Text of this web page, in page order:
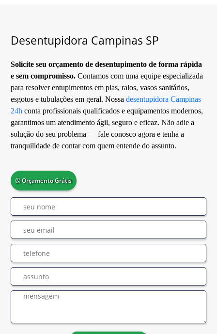
Desentupidora Campinas SP
Solicite seu orçamento de desentupimento de forma rápida
e sem compromisso. Contamos com uma equipe especializada
para resolver entupimentos em pias, ralos, vasos sanitários,
esgotos e tubulações em geral. Nossadesentupidora Campinas
24h conta profissionais qualificados e equipamentos modernos,
garantimos um atendimento ágil, seguro e eficaz. Não adie a
solução do seu problema — fale conosco agora e tenha a
tranquilidade de contar com quem entende do assunto.
Orçamento Grátis